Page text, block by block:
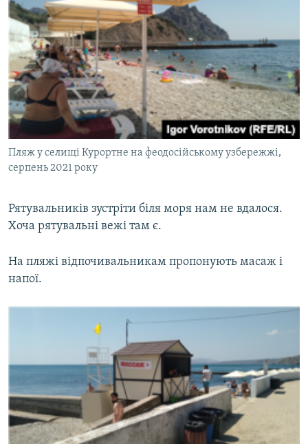
Пляж у селищі Курортне на феодосійському узбережжі,
серпень 2021 року
Рятувальників зустріти біля моря нам не вдалося.
Хоча рятувальні вежі там є.
На пляжі відпочивальникам пропонують масаж і
напої.